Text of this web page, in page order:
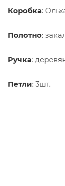
Коробка:
Полотно:
Ручка:
Петли: 3шт.